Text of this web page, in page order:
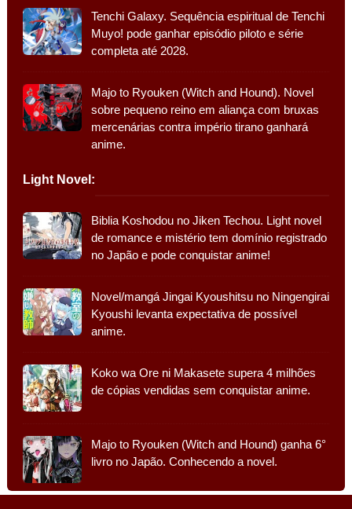
Tenchi Galaxy. Sequência espiritual de Tenchi
Muyo! pode ganhar episódio piloto e série
completa até 2028.
Majo to Ryouken (Witch and Hound). Novel
sobre pequeno reino em aliança com bruxas
mercenárias contra império tirano ganhará
anime.
Light Novel:
Biblia Koshodou no Jiken Techou. Light novel
de romance e mistério tem domínio registrado
no Japão e pode conquistar anime!
Novel/mangá Jingai Kyoushitsu no Ningengirai
Kyoushi levanta expectativa de possível
anime.
Koko wa Ore ni Makasete supera 4 milhões
de cópias vendidas sem conquistar anime.
Majo to Ryouken (Witch and Hound) ganha 6°
livro no Japão. Conhecendo a novel.